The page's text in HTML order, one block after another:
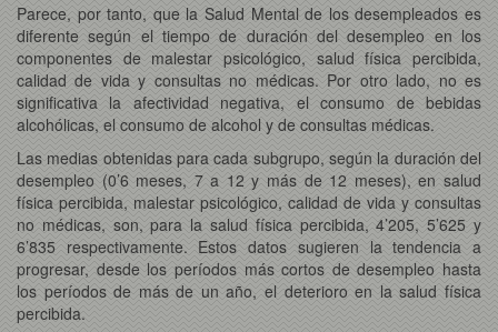
Parece, por tanto, que la Salud Mental de los desempleados es
diferente según el tiempo de duración del desempleo en los
componentes de malestar psicológico, salud física percibida,
calidad de vida y consultas no médicas. Por otro lado, no es
significativa la afectividad negativa, el consumo de bebidas
alcohólicas, el consumo de alcohol y de consultas médicas.
Las medias obtenidas para cada subgrupo, según la duración del
desempleo (0’6 meses, 7 a 12 y más de 12 meses), en salud
física percibida, malestar psicológico, calidad de vida y consultas
no médicas, son, para la salud física percibida, 4’205, 5’625 y
6’835 respectivamente. Estos datos sugieren la tendencia a
progresar, desde los períodos más cortos de desempleo hasta
los períodos de más de un año, el deterioro en la salud física
percibida.